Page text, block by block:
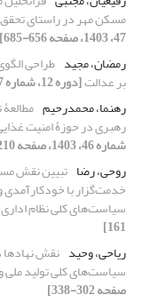
مسکن مهر در راستای
47، 1403، صفحه 656-685]
رمضان، مجید طراحی
بر عدالت[دوره 12، شماره 47، 1403، صفحه 550-584]
رهنما، محمدرحیم
رهبری در حوزۀ امنیت
شماره 46، 1403، صفحه 210-232]
روحی، رضا تبیین نقش
خدمت‌گزار با خودکارآمدی
سیاست‌های کلی نظام اداری
161]
ریاحی، وحید نقش نهادها
سیاست‌های کلی تولید ملی
صفحه 302-338]